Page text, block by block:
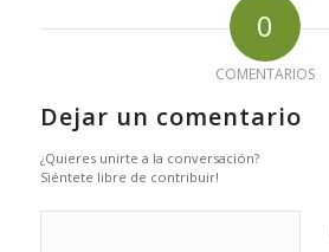
0
COMENTARIOS
Dejar un comentario
¿Quieres unirte a la conversación?
Siéntete libre de contribuir!